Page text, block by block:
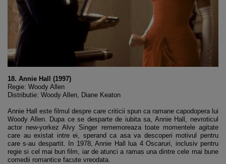
18. Annie Hall (1997)
Regie: Woody Allen
Distributie: Woody Allen, Diane Keaton
Annie Hall este filmul despre care criticii spun ca ramane capodopera lui
Woody Allen. Dupa ce se desparte de iubita sa, Annie Hall, nevroticul
actor new-yorkez Alvy Singer rememoreaza toate momentele agitate
care au existat intre ei, sperand ca asa va descoperi motivul pentru
care s-au despartit. In 1978, Annie Hall lua 4 Oscaruri, inclusiv pentru
regie si cel mai bun film, iar de atunci a ramas una dintre cele mai bune
comedii romantice facute vreodata.